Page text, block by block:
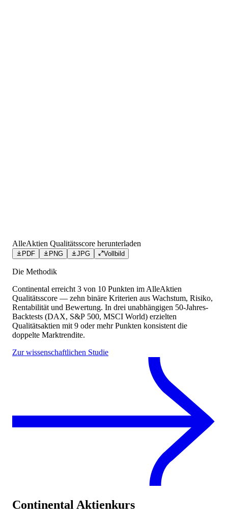
AlleAktien Qualitätsscore herunterladen
PDF PNG JPG Vollbild
Die Methodik
Continental erreicht 3 von 10 Punkten im AlleAktien
Qualitätsscore — zehn binäre Kriterien aus Wachstum, Risiko,
Rentabilität und Bewertung. In drei unabhängigen 50-Jahres-
Backtests (DAX, S&P 500, MSCI World) erzielten
Qualitätsaktien mit 9 oder mehr Punkten konsistent die
doppelte Marktrendite.
Zur wissenschaftlichen Studie
Continental Aktienkurs